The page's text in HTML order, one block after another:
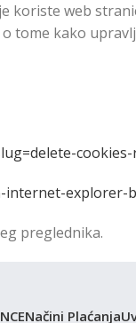
koriste web
tome kako
explorer-
preglednika.
Načini Plaćanja